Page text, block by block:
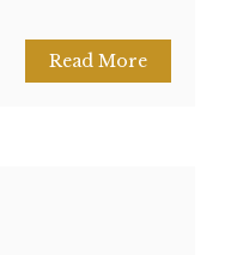
Read More